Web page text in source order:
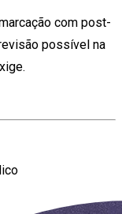
com post-
possível na